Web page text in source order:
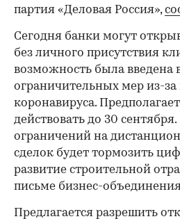
партия «Деловая Россия»,
Сегодня банки могут
без личного присутствия
возможность была введена
ограничительных мер из-
коронавируса.
действовать до 30 сентября.
ограничений на
сделок будет тормозить
развитие строительной
письме бизнес-
Предлагается разрешить